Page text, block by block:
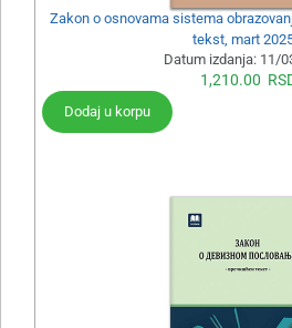
Zakon o osnovama sistema
tekst, mart
Datum izdanja: 11/
1,210.00
Dodaj u korpu